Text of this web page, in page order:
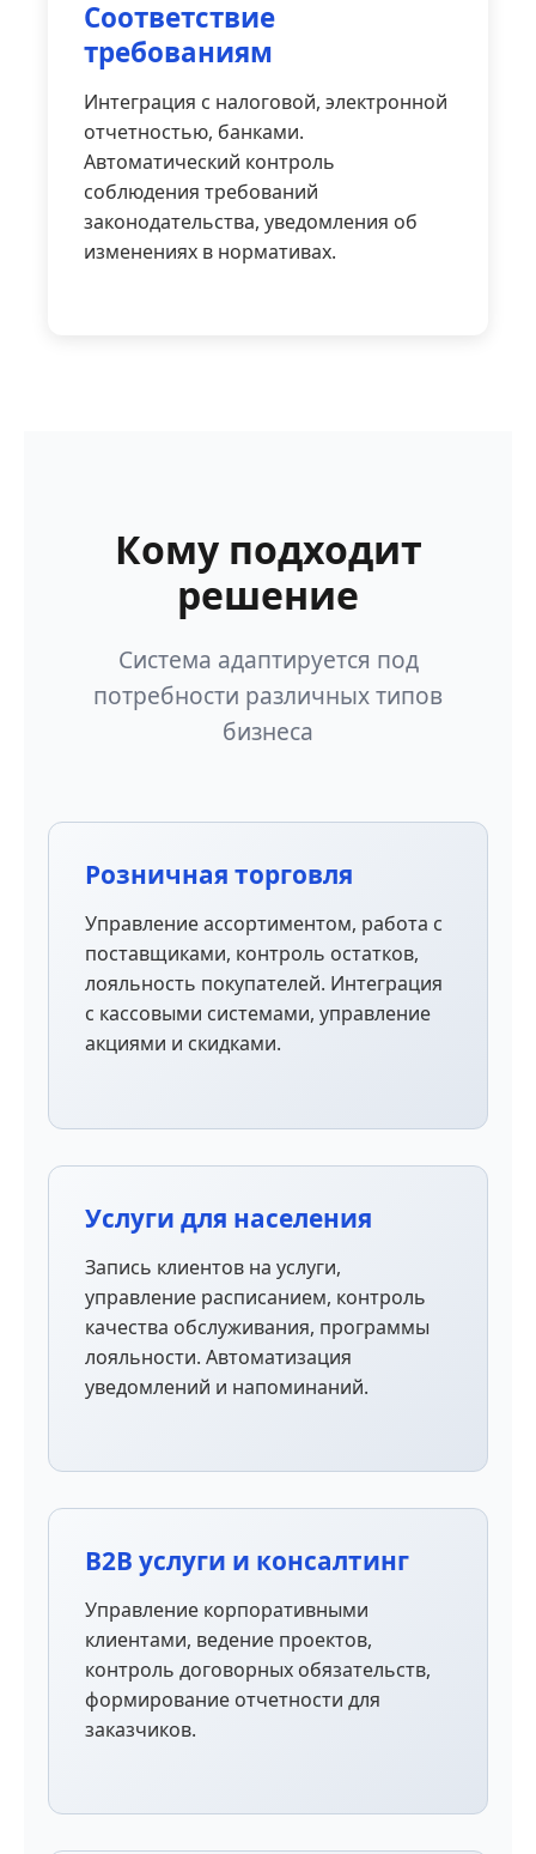
Соответствие
требованиям
Интеграция с налоговой, электронной
отчетностью, банками.
Автоматический контроль
соблюдения требований
законодательства, уведомления об
изменениях в нормативах.
Кому подходит
решение
Система адаптируется под
потребности различных типов
бизнеса
Розничная торговля
Управление ассортиментом, работа с
поставщиками, контроль остатков,
лояльность покупателей. Интеграция
с кассовыми системами, управление
акциями и скидками.
Услуги для населения
Запись клиентов на услуги,
управление расписанием, контроль
качества обслуживания, программы
лояльности. Автоматизация
уведомлений и напоминаний.
B2B услуги и консалтинг
Управление корпоративными
клиентами, ведение проектов,
контроль договорных обязательств,
формирование отчетности для
заказчиков.